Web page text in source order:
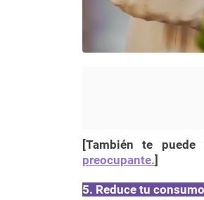
[También te puede
preocupante.]
5. Reduce tu